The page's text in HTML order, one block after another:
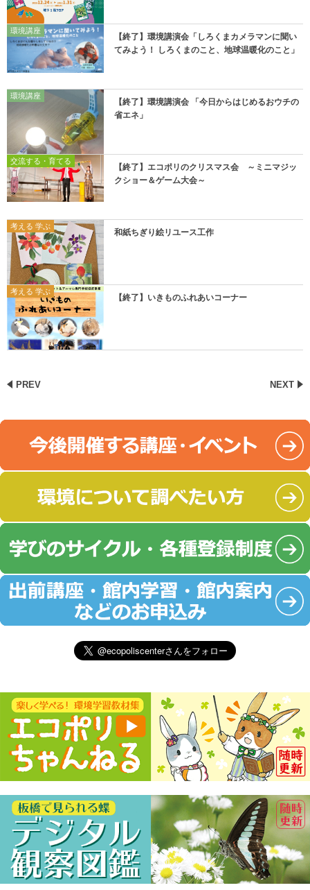
環境講座
【終了】環境講演会「しろくまカメラマンに聞い
てみよう！ しろくまのこと、地球温暖化のこと」
環境講座
【終了】環境講演会 「今日からはじめるおウチの
省エネ」
交流する・育てる
【終了】エコポリのクリスマス会 ～ミニマジッ
クショー＆ゲーム大会～
考える 学ぶ
和紙ちぎり絵リユース工作
考える 学ぶ
【終了】いきものふれあいコーナー
PREV NEXT